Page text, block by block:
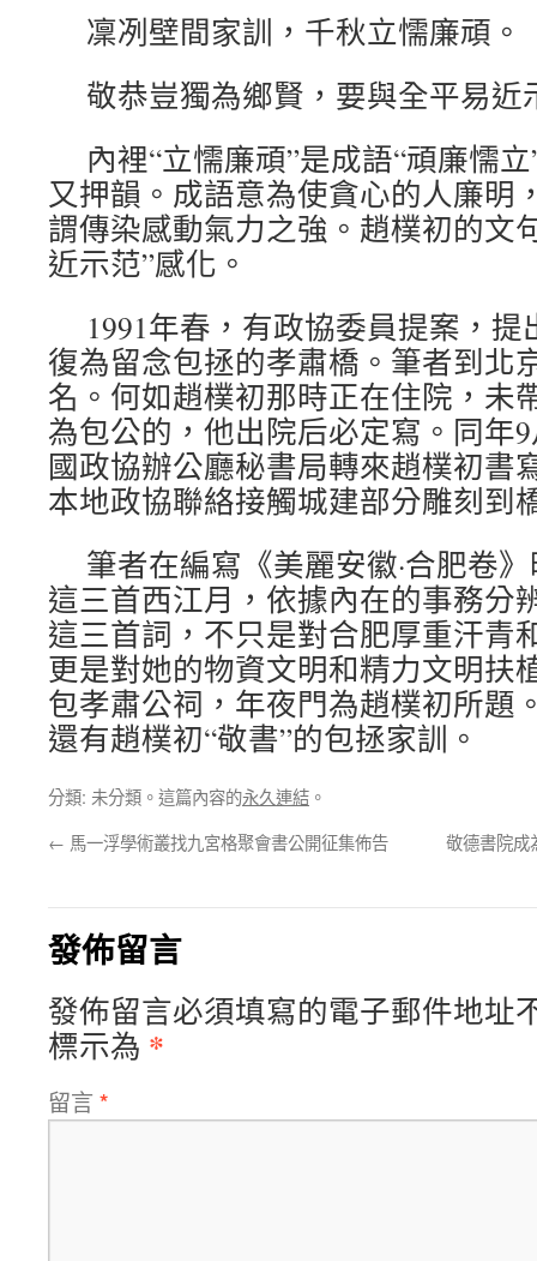
凜冽壁間家訓，千秋立懦廉頑。
敬恭豈獨為鄉賢，要與全平易近
內裡“立懦廉頑”是成語“頑廉懦
又押韻。成語意為使貪心的人廉明
謂傳染感動氣力之強。趙樸初的文
近示范”感化。
1991年春，有政協委員提案，
復為留念包拯的孝肅橋。筆者到北
名。何如趙樸初那時正在住院，未
為包公的，他出院后必定寫。同年
國政協辦公廳秘書局轉來趙樸初書
本地政協聯絡接觸城建部分雕刻到
筆者在編寫《美麗安徽·合肥卷
這三首西江月，依據內在的事務分
這三首詞，不只是對合肥厚重汗青
更是對她的物資文明和精力文明扶
包孝肅公祠，年夜門為趙樸初所題
還有趙樸初“敬書”的包拯家訓。
分類: 未分類。這篇內容的永久連結 。
← 馬一浮學術叢找九宮格聚會書公開征集佈告 敬德書院成
發佈留言
發佈留言必須填寫的電子郵件地址
標示為 *
留言 *